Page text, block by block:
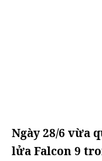
Ngày 28/6 vừa
lửa Falcon 9